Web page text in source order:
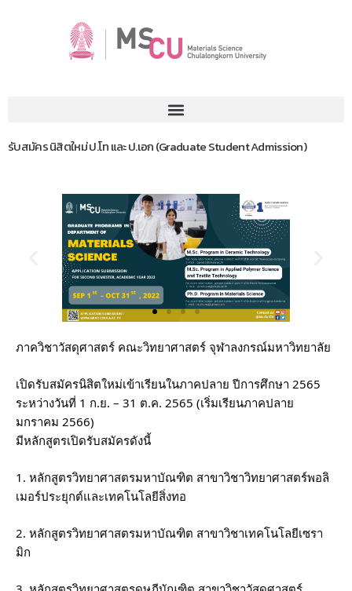
รับสมัคร นิสิตใหม่ ป.โท และ ป.เอก (Graduate Student Admission)
ภาควิชาวัสดุศาสตร์ คณะวิทยาศาสตร์ จุฬาลงกรณ์มหาวิทยาลัย
เปิดรับสมัครนิสิตใหม่เข้าเรียนในภาคปลาย ปีการศึกษา 2565
ระหว่างวันที่ 1 ก.ย. – 31 ต.ค. 2565 (เริ่มเรียนภาคปลาย
มกราคม 2566)
มีหลักสูตรเปิดรับสมัครดังนี้
1. หลักสูตรวิทยาศาสตรมหาบัณฑิต สาขาวิชาวิทยาศาสตร์พอลิ
เมอร์ประยุกต์และเทคโนโลยีสิ่งทอ
2. หลักสูตรวิทยาศาสตรมหาบัณฑิต สาขาวิชาเทคโนโลยีเซรา
มิก